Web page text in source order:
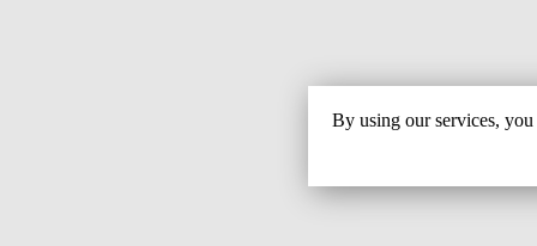
By using our services,